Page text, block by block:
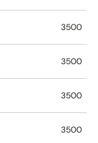
3500
3500
3500
3500